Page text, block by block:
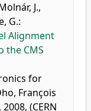
J.,
G.:
Alignment
the CMS
for
François
(CERN